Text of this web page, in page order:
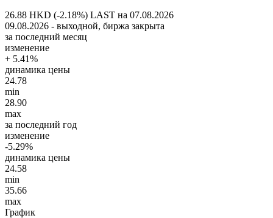
26.88 HKD (-2.18%) LAST на 07.08.2026
09.08.2026 - выходной, биржа закрыта
за последний месяц
изменение
+ 5.41%
динамика цены
24.78
min
28.90
max
за последний год
изменение
-5.29%
динамика цены
24.58
min
35.66
max
График